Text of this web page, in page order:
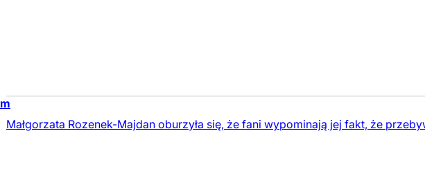
Małgorzata Rozenek-Majdan oburzyła się, że fani wypominają jej fakt, że